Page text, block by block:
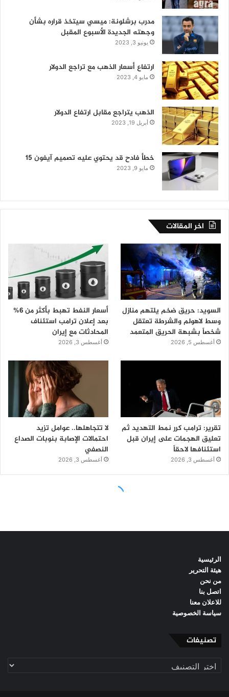
الرئيسية
هيئة التحرير
من نحن
اتصل بنا
للاعلان معنا
سياسة الخصوصية
تصنيفات
تصنيفات